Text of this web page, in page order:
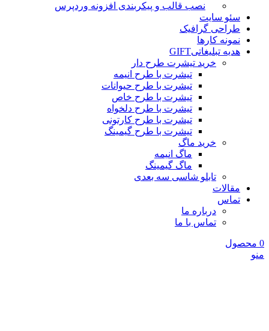
نصب قالب و پیکربندی افزونه وردپرس
سئو سایت
طراحی گرافیک
نمونه کارها
هدیه تبلیغاتیGIFT
خرید تیشرت طرح دار
تیشرت با طرح انیمه
تیشرت با طرح حیوانات
تیشرت با طرح خاص
تیشرت با طرح دلخواه
تیشرت با طرح کارتونی
تیشرت با طرح گیمینگ
خرید ماگ
ماگ انیمه
ماگ گیمینگ
تابلو شاسی سه بعدی
مقالات
تماس
درباره ما
تماس با ما
0 محصول
منو